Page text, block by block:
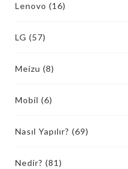
Lenovo (16)
LG (57)
Meizu (8)
Mobil (6)
Nasıl Yapılır? (69)
Nedir? (81)